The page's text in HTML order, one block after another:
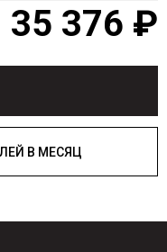
35 376 ₽
РАССРОЧКА ОТ 1000 РУБЛЕЙ В МЕСЯЦ